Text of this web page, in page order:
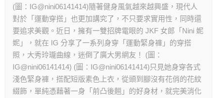
(圖：IG@nini06141414)隨著健身風氣越來越興盛，現代人
對於「運動穿搭」也更加講究了，不只要求實用性，同時還
要追求美觀。近日，擁有一雙招牌電眼的 JKF 女郎「Nini 妮
妮」，就在 IG 分享了一系列身穿「運動緊身褲」的穿搭
照，大秀玲瓏曲線，迷倒了廣大男網友！ (圖：
IG@nini06141414) (圖：IG@nini06141414)只見她身穿各式
淺色緊身褲，搭配短版素色上衣，從頭到腳沒有花俏的花紋
綴飾，單純憑藉著一身「前凸後翹」的好身材，就完美消化